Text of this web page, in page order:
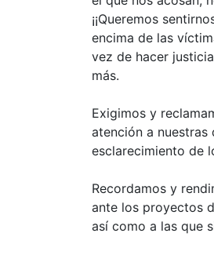
¡¡Queremos
encima de las
vez de hacer
más.
Exigimos y
atención a nuestras
esclarecimiento de
Recordamos y
ante los proyectos
así como a las que